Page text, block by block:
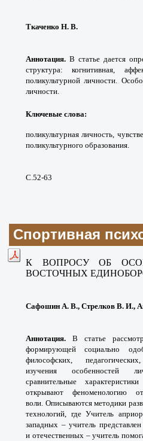
Ткаченко Н. В.
Аннотация. В статье дается
структура: когнитивная,
поликультурной личности.
личности.
Ключевые слова:
поликультурная личность,
поликультурного образования.
С.52-63
Спортивная
К ВОПРОСУ ОБ
ВОСТОЧНЫХ
Сафошин А. В., Стрелков В. И.,
Аннотация.
В статье
формирующей социально
философских,
изучения особенностей
сравнительные
открывают феноменологию
воли. Описываются методики
технологий, где Учитель
западных – учитель
и отечественных – учитель